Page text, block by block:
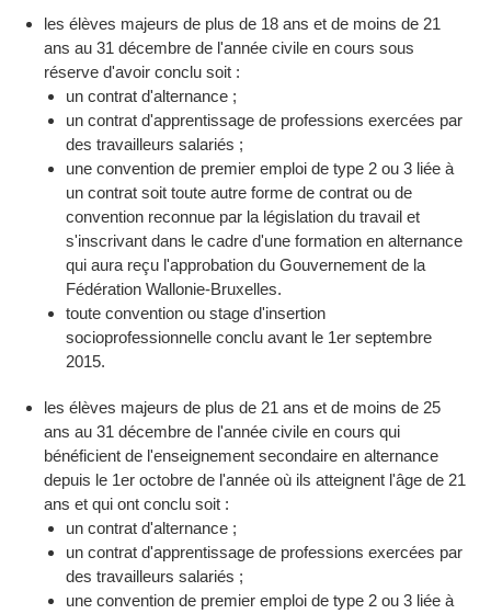
les élèves majeurs de plus de 18 ans et de moins de 21
ans au 31 décembre de l'année civile en cours sous
réserve d'avoir conclu soit :
un contrat d'alternance ;
un contrat d'apprentissage de professions exercées par
des travailleurs salariés ;
une convention de premier emploi de type 2 ou 3 liée à
un contrat soit toute autre forme de contrat ou de
convention reconnue par la législation du travail et
s'inscrivant dans le cadre d'une formation en alternance
qui aura reçu l'approbation du Gouvernement de la
Fédération Wallonie-Bruxelles.
toute convention ou stage d'insertion
socioprofessionnelle conclu avant le 1er septembre
2015.
les élèves majeurs de plus de 21 ans et de moins de 25
ans au 31 décembre de l'année civile en cours qui
bénéficient de l'enseignement secondaire en alternance
depuis le 1er octobre de l'année où ils atteignent l'âge de 21
ans et qui ont conclu soit :
un contrat d'alternance ;
un contrat d'apprentissage de professions exercées par
des travailleurs salariés ;
une convention de premier emploi de type 2 ou 3 liée à